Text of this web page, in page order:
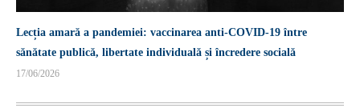
Lecția amară a pandemiei: vaccinarea anti-COVID-19 între
sănătate publică, libertate individuală și încredere socială
17/06/2026